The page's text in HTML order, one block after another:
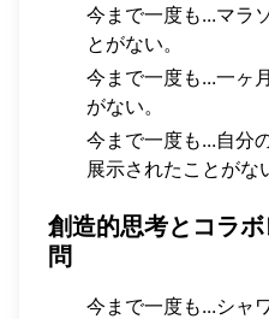
今まで一度も...マラ
とがない。
今まで一度も...一ヶ
がない。
今まで一度も...自分
展示されたことがな
創造的思考とコラ
問
今まで一度も...シャ